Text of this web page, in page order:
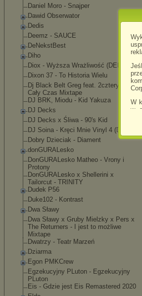
W
w
Daniel Moro - Snajper
Dawid Obserwator
Dedis
Deemz - SAUCE
DeNekstBest
Diho
Diox - Wyższa Wrażliwość (DELUXE)
Dixon 37 - To Historia Wielu
Dj Black Belt Greg feat. 2cztery7 -
Cały Czas Mixtape
DJ BRK, Miodu - Kid Yakuza
DJ Decks
DJ Decks x Śliwa - 90's Kid
DJ Soina - Kręci Mnie Vinyl 4 (Deluxe)
Dobry Dzieciak - Diament
donGURALesko
DonGURALesko Matheo - Vrony i
Protony
DonGURALesko x Shellerini x
Tailorcut - TRINITY
Dudek P56
Duke102 - Kontrast
Dwa Sławy
Dwa Sławy x Gruby Mielzky x Pers x
The Returners - I jest to możliwe
Mixtape
Dwatrzy - Teatr Marzeń
Dziarma
Egon PMKCrew
Egzekucyjny PLuton - Egzekucyjny
PLuton
Eis - Gdzie jest Eis Remastered 2020